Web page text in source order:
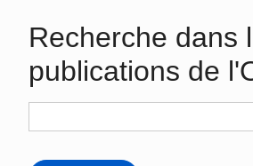
Recherche dans
publications de